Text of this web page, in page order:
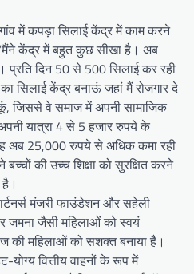
में कपड़ा सिलाई केंद्र में काम करने
केंद्र में बहुत कुछ सीखा है। अब
प्रति दिन 50 से 500 सिलाई कर रही
सिलाई केंद्र बनाऊं जहां मैं रोजगार दे
जिससे वे समाज में अपनी सामाजिक
यात्रा 4 से 5 हजार रुपये के
अब 25,000 रुपये से अधिक कमा रही
की उच्च शिक्षा को सुरक्षित करने
मंजरी फाउंडेशन और सहेली
जमना जैसी महिलाओं को स्वयं
की महिलाओं को सशक्त बनाया है।
वित्तीय वाहनों के रूप में